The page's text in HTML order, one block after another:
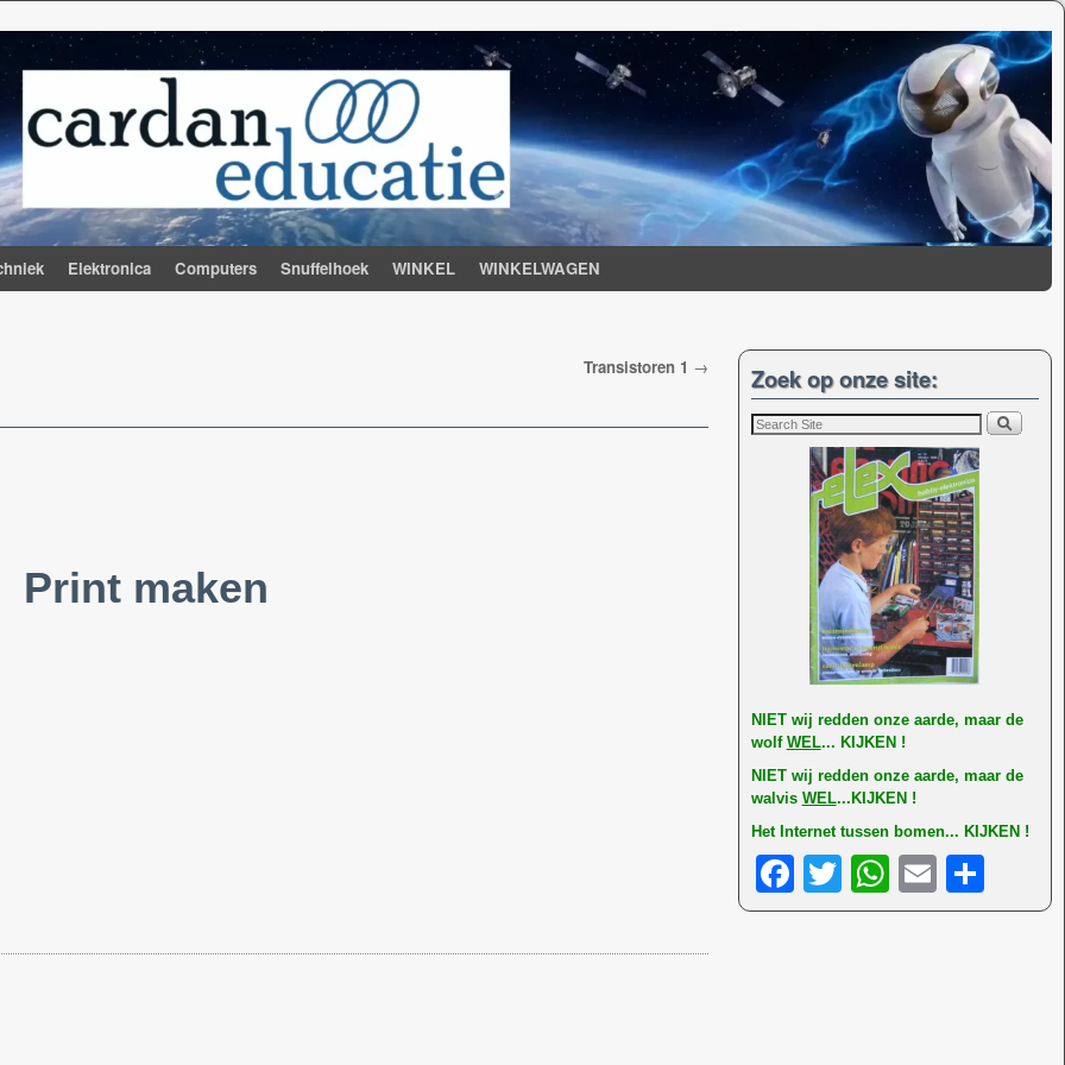
Elektronica Computers Snuffelhoek WINKEL WINKELWAGEN
Transistoren 1 →
Print maken
Zoek op onze site:
NIET wij redden onze aarde, maar de
wolf WEL... KIJKEN !
NIET wij redden onze aarde, maar de
walvis WEL...KIJKEN !
Het Internet tussen bomen... KIJKEN !
F
a
T
wi
W
h
E
m el